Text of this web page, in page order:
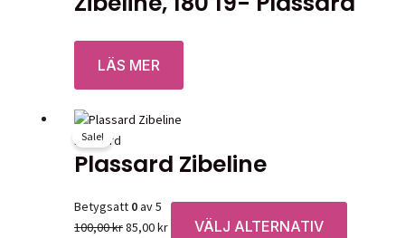
Betygsatt0av 5
LÄS MER
Sale!
Plassard
Plassard Zibeline
Betygsatt 0av 5
100,00krDet
85,00krDet
VÄLJ ALTERNATIV